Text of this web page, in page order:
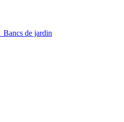
Bancs de jardin